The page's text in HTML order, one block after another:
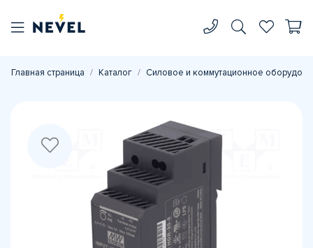
Главная страница Каталог Силовое и коммутационное